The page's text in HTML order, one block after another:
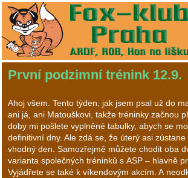
První podzimní trénink 12.9.
Ahoj všem. Tento týden, jak jsem psal už do
ani já, ani Matouškovi, takže tréninky začnou
doby mi pošlete vyplněné tabulky, abych se
definitivní dny. Ale zdá se, že úterý asi
vhodný den. Samozřejmě můžete chodit oba
varianta společných tréninků s ASP – hlavně
Vyjádřete se také k víkendovým akcím. A